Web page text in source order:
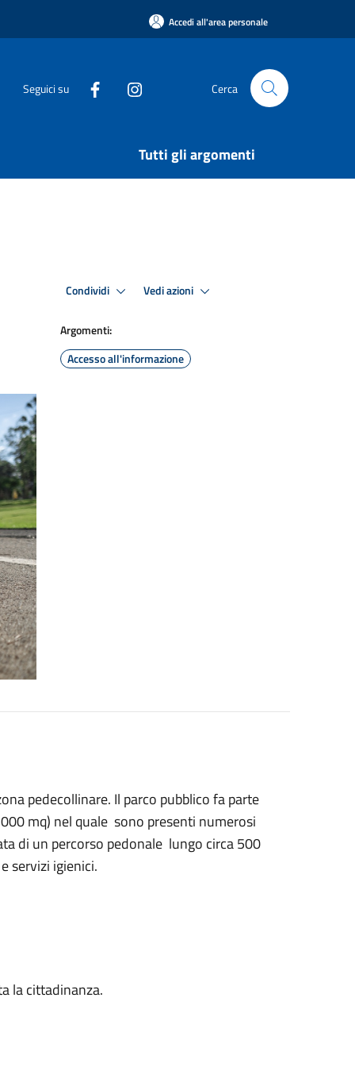
Accedi all'area personale
Seguici su Cerca
Tutti gli argomenti
Condividi Vedi azioni
Argomenti:
Accesso all'informazione
pedecollinare. Il parco pubblico fa parte
mq) nel quale sono presenti numerosi
di un percorso pedonale lungo circa 500
servizi igienici.
la cittadinanza.